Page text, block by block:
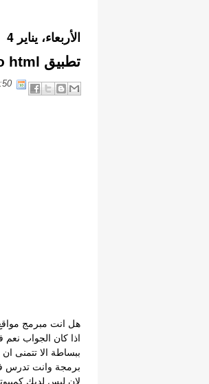
الأربعاء، يناير 4
تطبيق Espresso html
هل انت مبرمج
اذا كان الجواب نعم
ببساطة الا تتمنى
برمجة وانت تدرس
لان ليس لديك